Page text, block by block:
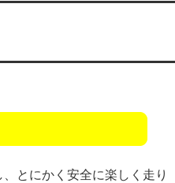
とにかく安全に楽しく走り